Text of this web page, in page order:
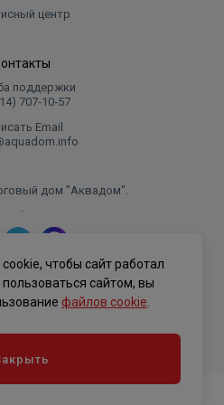
центр
поддержки
707‑10‑57
Email
дом "Аквадом".
.
чтобы сайт работал
сайтом, вы
файлов cookie